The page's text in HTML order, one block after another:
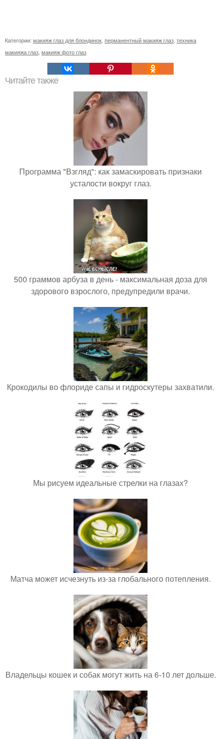
Категории: макияж глаз для блондинок перманентный макияж глаз техника
макияжа глаз макияж фото глаз
Читайте также
Программа "Взгляд": как замаскировать признаки
усталости вокруг глаз.
500 граммов арбуза в день - максимальная доза для
здорового взрослого, предупредили врачи.
Крокодилы во флориде сапы и гидроскутеры захватили.
Мы рисуем идеальные стрелки на глазах?
Матча может исчезнуть из-за глобального потепления.
Владельцы кошек и собак могут жить на 6-10 лет дольше.